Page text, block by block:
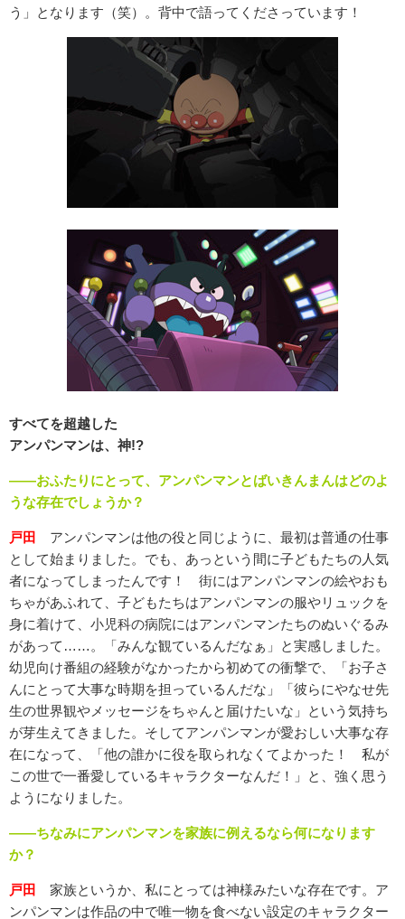
う」となります（笑）。背中で語ってくださっています！
すべてを超越した
アンパンマンは、神!?
――おふたりにとって、アンパンマンとばいきんまんはどのよ
うな存在でしょうか？
戸田
アンパンマンは他の役と同じように、最初は普通の仕事
として始まりました。でも、あっという間に子どもたちの人気
者になってしまったんです！ 街にはアンパンマンの絵やおも
ちゃがあふれて、子どもたちはアンパンマンの服やリュックを
身に着けて、小児科の病院にはアンパンマンたちのぬいぐるみ
があって……。「みんな観ているんだなぁ」と実感しました。
幼児向け番組の経験がなかったから初めての衝撃で、「お子さ
んにとって大事な時期を担っているんだな」「彼らにやなせ先
生の世界観やメッセージをちゃんと届けたいな」という気持ち
が芽生えてきました。そしてアンパンマンが愛おしい大事な存
在になって、「他の誰かに役を取られなくてよかった！ 私が
この世で一番愛しているキャラクターなんだ！」と、強く思う
ようになりました。
――ちなみにアンパンマンを家族に例えるなら何になります
か？
戸田
家族というか、私にとっては神様みたいな存在です。ア
ンパンマンは作品の中で唯一物を食べない設定のキャラクター